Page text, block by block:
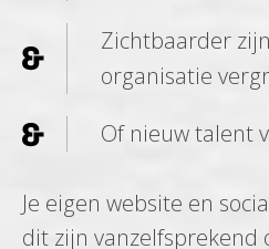
Zichtbaarder
organisatie
Of nieuw talent
Je eigen website en
dit zijn vanzelfsprekend